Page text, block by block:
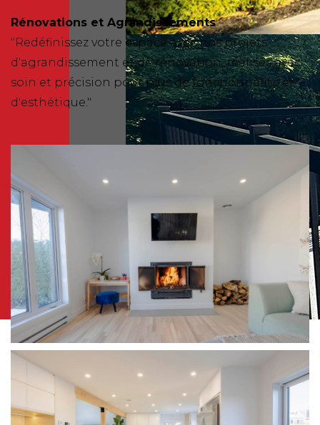
Rénovations et Agrandissements
"Redéfinissez votre espace avec nos projets
d'agrandissement et de rénovation, réalisés avec
soin et précision pour plus de fonctionnalité et
d'esthétique."